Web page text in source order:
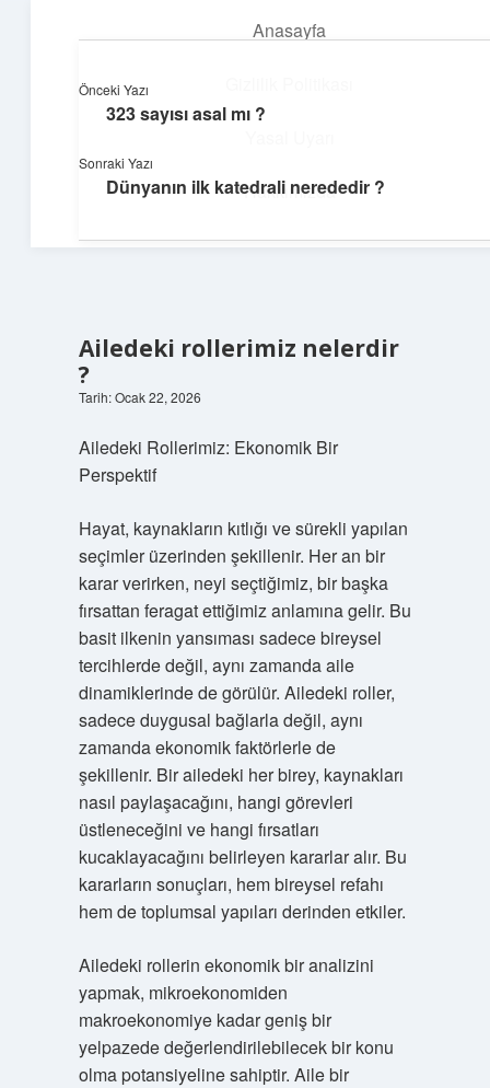
Anasayfa
Hakkımızda
Güncel paylaşımlar ve ilginç keşiflerle dolu içerikler.
Ailedeki rollerimiz nelerdir
?
Tarih: Ocak 22, 2026
Ailedeki Rollerimiz: Ekonomik Bir
Perspektif
Hayat, kaynakların kıtlığı ve sürekli yapılan
seçimler üzerinden şekillenir. Her an bir
karar verirken, neyi seçtiğimiz, bir başka
fırsattan feragat ettiğimiz anlamına gelir. Bu
basit ilkenin yansıması sadece bireysel
tercihlerde değil, aynı zamanda aile
dinamiklerinde de görülür. Ailedeki roller,
sadece duygusal bağlarla değil, aynı
zamanda ekonomik faktörlerle de
şekillenir. Bir ailedeki her birey, kaynakları
nasıl paylaşacağını, hangi görevleri
üstleneceğini ve hangi fırsatları
kucaklayacağını belirleyen kararlar alır. Bu
kararların sonuçları, hem bireysel refahı
hem de toplumsal yapıları derinden etkiler.
Ailedeki rollerin ekonomik bir analizini
yapmak, mikroekonomiden
makroekonomiye kadar geniş bir
yelpazede değerlendirilebilecek bir konu
olma potansiyeline sahiptir. Aile bir
Önceki Yazı
323 sayısı asal mı ?
Sonraki Yazı
Dünyanın ilk katedrali nerededir ?